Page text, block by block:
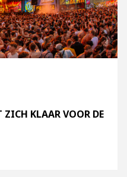
KLAAR VOOR DE